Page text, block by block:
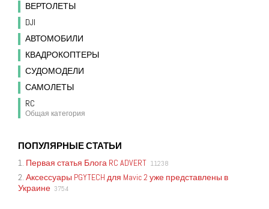
ВЕРТОЛЕТЫ
DJI
АВТОМОБИЛИ
КВАДРОКОПТЕРЫ
СУДОМОДЕЛИ
САМОЛЕТЫ
RC
Общая категория
ПОПУЛЯРНЫЕ СТАТЬИ
1. Первая статья Блога RC ADVERT 11238
2. Аксессуары PGYTECH для Mavic 2 уже представлены в
Украине 3754